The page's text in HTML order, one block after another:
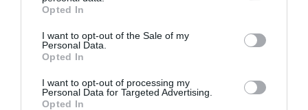
grant or deny consent to Google and its third-party tags to
use your data for below specified purposes in below Google
consent section.
Opted In
I want to opt-out of the Sale of my
Personal Data.
Opted In
I want to opt-out of processing my
Personal Data for Targeted Advertising.
Opted In